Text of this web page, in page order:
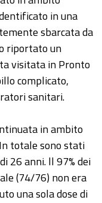
in una
sbarcata da
riportato un
visitata in Pronto
complicato,
sanitari.
in ambito
totale sono stati
26 anni. ll 97% dei
(74/76) non era
una sola dose di